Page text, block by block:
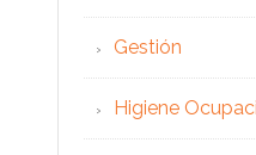
Gestión
Higiene